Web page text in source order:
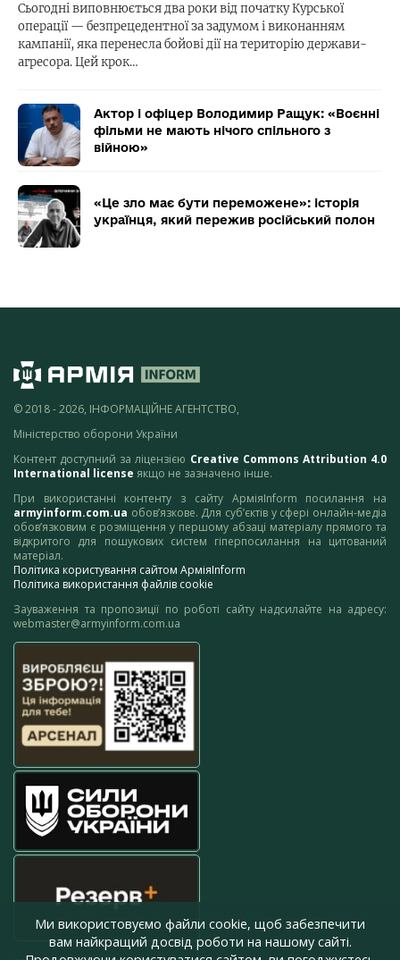
Сьогодні виповнюється два роки від початку Курської
операції — безпрецедентної за задумом і виконанням
кампанії, яка перенесла бойові дії на територію держави-
агресора. Цей крок…
Актор і офіцер Володимир Ращук: «Воєнні
фільми не мають нічого спільного з
війною»
«Це зло має бути переможене»: історія
українця, який пережив російський полон
© 2018 - 2026, ІНФОРМАЦІЙНЕ АГЕНТСТВО,
Міністерство оборони України
Контент доступний за ліцензією Creative Commons Attribution 4.0
International license якщо не зазначено інше.
При використанні контенту з сайту АрміяInform посилання на
armyinform.com.ua обов’язкове. Для суб’єктів у сфері онлайн-медіа
обов’язковим є розміщення у першому абзаці матеріалу прямого та
відкритого для пошукових систем гіперпосилання на цитований
матеріал.
Політика користування сайтом АрміяInform
Політика використання файлів cookie
Зауваження та пропозиції по роботі сайту надсилайте на адресу:
webmaster@armyinform.com.ua
Ми використовуємо файли cookie, щоб забезпечити
вам найкращий досвід роботи на нашому сайті.